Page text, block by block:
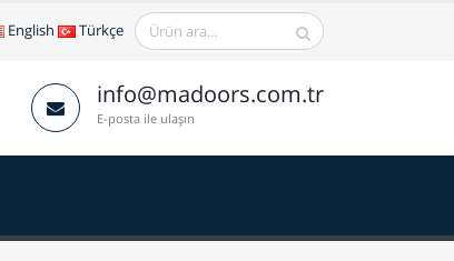
English Türkçe
info@madoors.com.tr
E-posta ile ulaşın